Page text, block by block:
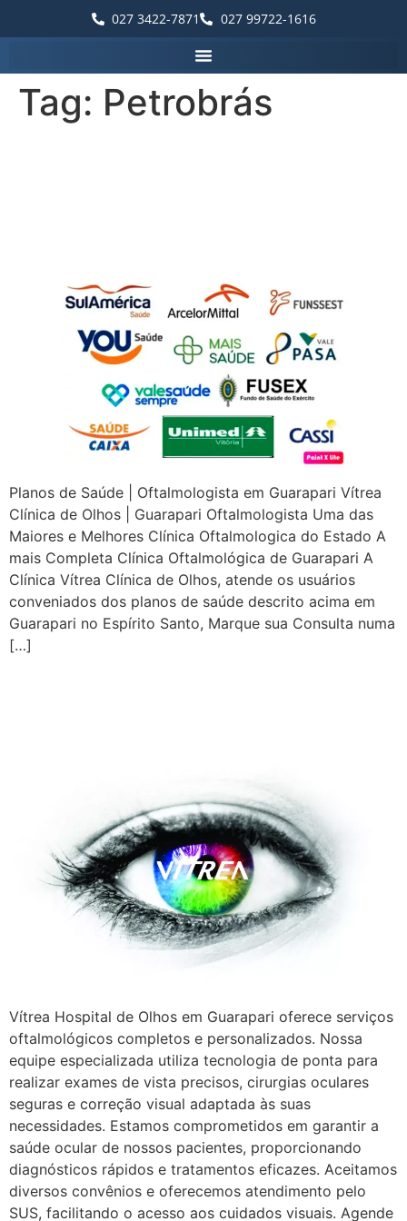
027 3422-7871 027 99722-1616
Tag: Petrobrás
Planos de Saúde | Oftalmologista em Guarapari Vítrea
Clínica de Olhos | Guarapari Oftalmologista Uma das
Maiores e Melhores Clínica Oftalmologica do Estado A
mais Completa Clínica Oftalmológica de Guarapari A
Clínica Vítrea Clínica de Olhos, atende os usuários
conveniados dos planos de saúde descrito acima em
Guarapari no Espírito Santo, Marque sua Consulta numa
[…]
Vítrea Hospital de Olhos em Guarapari oferece serviços
oftalmológicos completos e personalizados. Nossa
equipe especializada utiliza tecnologia de ponta para
realizar exames de vista precisos, cirurgias oculares
seguras e correção visual adaptada às suas
necessidades. Estamos comprometidos em garantir a
saúde ocular de nossos pacientes, proporcionando
diagnósticos rápidos e tratamentos eficazes. Aceitamos
diversos convênios e oferecemos atendimento pelo
SUS, facilitando o acesso aos cuidados visuais. Agende